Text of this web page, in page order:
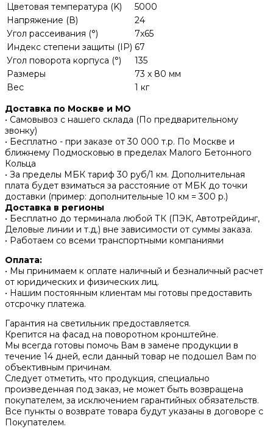
Цветовая температура (K)
5000
Напряжение (В)
24
Угол рассеивания (°)
7x65
Индекс степени защиты (IP) 67
Угол поворота корпуса (°)
135
Размеры
73 x 80 мм
Вес
1 кг
Доставка по Москве и МО
• Самовывоз с нашего склада (По предварительному
звонку)
• Бесплатно - при заказе от 30 000 т.р. По Москве и
ближнему Подмосковью в пределах Малого Бетонного
Кольца
• За пределы МБК тариф 30 руб/1 км. Дополнительная
плата будет взиматься за расстояние от МБК до точки
доставки (пример: дополнительные 10 км = 300 р.)
Доставка в регионы
• Бесплатно до терминала любой ТК (ПЭК, Автотрейдинг,
Деловые линии и т.д.) вне зависимости от суммы заказа.
• Работаем со всеми транспортными компаниями
Оплата:
• Мы принимаем к оплате наличный и безналичный расчет
от юридических и физических лиц.
• Нашим постоянным клиентам мы готовы предоставить
отсрочку платежа.
Гарантия на светильник предоставляется.
Крепится на фасад на поворотном кронштейне.
Мы всегда готовы помочь Вам в замене продукции в
течение 14 дней, если данный товар не подошел Вам по
объективным причинам.
Следует отметить, что продукция, специально
произведенная под заказ, не может быть возвращена
покупателем, за исключением гарантийных обязательств.
Все пункты о возврате товара будут указаны в договоре с
Покупателем.